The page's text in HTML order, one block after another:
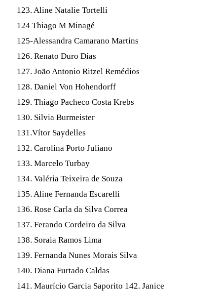
123. Aline Natalie Tortelli
124 Thiago M Minagé
125-Alessandra Camarano Martins
126. Renato Duro Dias
127. João Antonio Ritzel Remédios
128. Daniel Von Hohendorff
129. Thiago Pacheco Costa Krebs
130. Silvia Burmeister
131.Vítor Saydelles
132. Carolina Porto Juliano
133. Marcelo Turbay
134. Valéria Teixeira de Souza
135. Aline Fernanda Escarelli
136. Rose Carla da Silva Correa
137. Ferando Cordeiro da Silva
138. Soraia Ramos Lima
139. Fernanda Nunes Morais Silva
140. Diana Furtado Caldas
141. Maurício Garcia Saporito 142. Janice